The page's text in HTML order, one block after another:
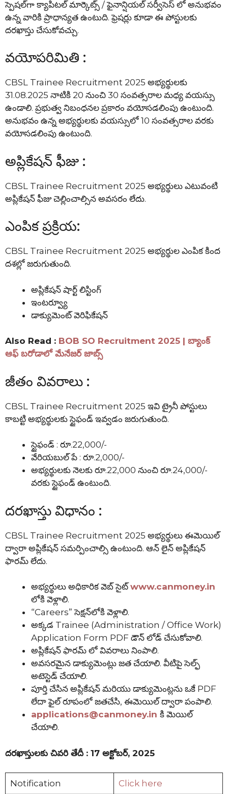
స్పెషల్‌గా క్యాపిటల్ మార్కెట్స్ / ఫైనాన్షియల్ సర్వీసెస్ లో అనుభవం
ఉన్న వారికి ప్రాధాన్యత ఉంటుది. ఫ్రెషర్లు కూడా ఈ పోస్టులకు
దరఖాస్తు చేసుకోవచ్చు.
వయోపరిమితి :
CBSL Trainee Recruitment 2025 అభ్యర్థులకు
31.08.2025 నాటికి 20 నుంచి 30 సంవత్సరాల మధ్య వయస్సు
ఉండాలి. ప్రభుత్వ నిబంధనల ప్రకారం వయోసడలింపు ఉంటుంది.
అనుభవం ఉన్న అభ్యర్థులకు వయస్సులో 10 సంవత్సరాల వరకు
వయోసడలింపు ఉంటుంది.
అప్లికేషన్ ఫీజు :
CBSL Trainee Recruitment 2025 అభ్యర్థులు ఎటువంటి
అప్లికేషన్ ఫీజు చెల్లించాల్సిన అవసరం లేదు.
ఎంపిక ప్రక్రియ:
CBSL Trainee Recruitment 2025 అభ్యర్థుల ఎంపిక కింద
దశల్లో జరుగుతుంది.
అప్లికేషన్ షార్ట్ లిస్టింగ్
ఇంటర్వ్యూ
డాక్యుమెంట్ వెరిఫికేషన్
Also Read : BOB SO Recruitment 2025 | బ్యాంక్
ఆఫ్ బరోడాలో మేనేజర్ జాబ్స్
జీతం వివరాలు :
CBSL Trainee Recruitment 2025 ఇవి ట్రైనీ పోస్టులు
కాబట్టి అభ్యర్థులకు స్టైఫండ్ ఇవ్వడం జరుగుతుంది.
స్టైఫండ్ : రూ.22,000/-
వేరియబుల్ పే : రూ.2,000/-
అభ్యర్థులకు నెలకు రూ.22,000 నుంచి రూ.24,000/-
వరకు స్టైఫండ్ ఉంటుంది.
దరఖాస్తు విధానం :
CBSL Trainee Recruitment 2025 అభ్యర్థులు ఈమెయిల్
ద్వారా అప్లికేషన్ సమర్పించాల్సి ఉంటుంది. ఆన్ లైన్ అప్లికేషన్
ఫారమ్ లేదు.
అభ్యర్థులు అధికారిక వెబ్ సైట్www.canmoney.in
లోకి వెళ్లాలి.
“Careers” సెక్షన్‌లోకి వెళ్లాలి.
అక్కడ Trainee (Administration / Office Work)
Application Form PDF డౌన్ లోడ్ చేసుకోవాలి.
అప్లికేషన్ ఫారమ్ లో వివరాలు నింపాలి.
అవసరమైన డాక్యుమెంట్లు జత చేయాలి. వీటిపై సెల్ఫ్
అటెస్టెడ్ చేయాలి.
పూర్తి చేసిన అప్లికేషన్ మరియు డాక్యుమెంట్లను ఒకే PDF
లేదా ఫైల్ రూపంలో జతచేసి, ఈమెయిల్ ద్వారా పంపాలి.
applications@canmoney.in కి మెయిల్
చేయాలి.
దరఖాస్తులకు చివరి తేదీ : 17 అక్టోబర్, 2025
Notification Click here